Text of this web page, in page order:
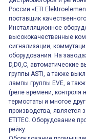
России «ETI
поставщик
Инсталляционное
высококачественные
сигнализации,
оборудования. На
D,D0,C, автоматические
группы ASTI, а также
лампы группы EVE, а
(реле времени,
термостаты и многое
производства, является
ETITEC. Оборудование
рейку.